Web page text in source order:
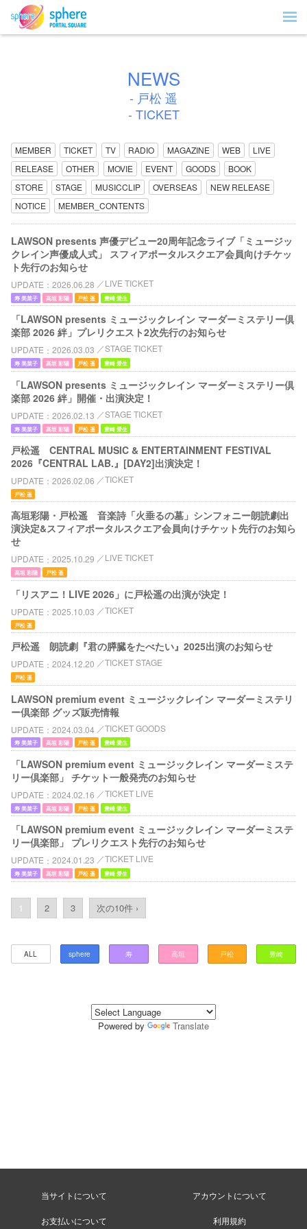
NEWS
- 戸松 遥
- TICKET
MEMBER TICKET TV RADIO MAGAZINE WEB
LIVE
RELEASE
OTHER MOVIE EVENT GOODS
BOOK
STORE
STAGE MUSICCLIP OVERSEAS
NEW RELEASE
NOTICE
MEMBER_CONTENTS
LAWSON presents 声優デビュー20周年記念ライブ「ミュージッ
クレイン声優成人式」 スフィアポータルスクエア会員向けチケッ
ト先行のお知らせ
UPDATE 2026.06.28 LIVE TICKET
寿 美菜子 高垣 彩陽 戸松 遥 豊崎 愛生
「LAWSON presents ミュージックレイン マーダーミステリー倶
楽部 2026 絆」プレリクエスト2次先行のお知らせ
UPDATE 2026.03.03 STAGE TICKET
寿 美菜子 高垣 彩陽 戸松 遥 豊崎 愛生
「LAWSON presents ミュージックレイン マーダーミステリー倶
楽部 2026 絆」開催・出演決定！
UPDATE 2026.02.13 STAGE TICKET
寿 美菜子 高垣 彩陽 戸松 遥 豊崎 愛生
戸松遥 CENTRAL MUSIC & ENTERTAINMENT FESTIVAL
2026『CENTRAL LAB.』[DAY2]出演決定！
UPDATE 2026.02.06 TICKET
戸松 遥
高垣彩陽・戸松遥 音楽詩「火垂るの墓」シンフォニー朗読劇出
演決定&スフィアポータルスクエア会員向けチケット先行のお知ら
せ
UPDATE 2025.10.29 LIVE TICKET
高垣 彩陽 戸松 遥
「リスアニ！LIVE 2026」に戸松遥の出演が決定！
UPDATE 2025.10.03 TICKET
戸松 遥
戸松遥 朗読劇『君の膵臓をたべたい』2025出演のお知らせ
UPDATE 2024.12.20 TICKET STAGE
戸松 遥
LAWSON premium event ミュージックレイン マーダーミステリ
ー倶楽部 グッズ販売情報
UPDATE 2024.03.04 TICKET GOODS
寿 美菜子 高垣 彩陽 戸松 遥 豊崎 愛生
「LAWSON premium event ミュージックレイン マーダーミステ
リー倶楽部」 チケット一般発売のお知らせ
UPDATE 2024.02.16 TICKET LIVE
寿 美菜子 高垣 彩陽 戸松 遥 豊崎 愛生
「LAWSON premium event ミュージックレイン マーダーミステ
リー倶楽部」 プレリクエスト先行のお知らせ
UPDATE 2024.01.23 TICKET LIVE
寿 美菜子 高垣 彩陽 戸松 遥 豊崎 愛生
1 2 3 次の10件 ›
ALL sphere 寿 高垣 戸松 豊崎
Powered by Translate
当サイトについて アカウントについて
お支払いについて 利用規約